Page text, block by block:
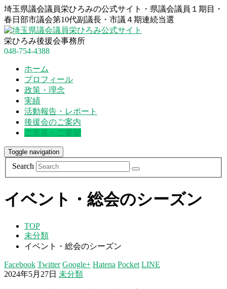
埼玉県議会議員栄ひろみの公式サイト・県議会議員１期目・
春日部市議会第10代副議長・市議４期連続当選
栄ひろみ後援会事務所
048-754-4388
ホーム
プロフィール
政策・理念
実績
活動報告・レポート
後援会のご案内
ご意見・ご要望
Toggle navigation
Search
イベント・総会のシーズン
TOP
未分類
イベント・総会のシーズン
Facebook Twitter Google+ Hatena Pocket LINE
2024年5月27日 未分類